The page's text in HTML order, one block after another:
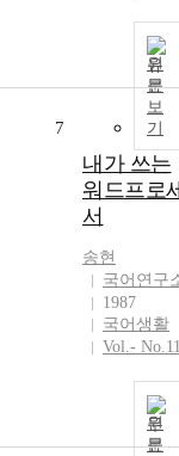
원
문
보
기
7
내가 쓰는
워드프로
서
송현
국어연구
1987
국어생활
Vol.-
원
문